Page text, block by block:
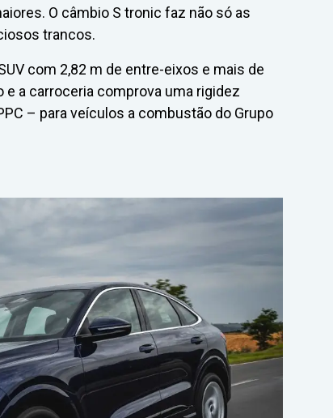
O câmbio S tronic faz não só as
trancos.
com 2,82 m de entre-eixos e mais de
e a carroceria comprova uma rigidez
– para veículos a combustão do Grupo